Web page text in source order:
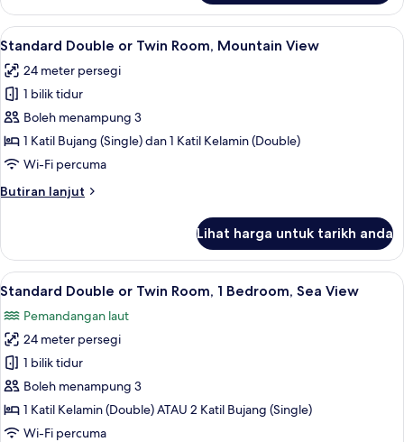
Room,
Bedrooms,
View
Lihat
semua
foto
untuk
Standard
Double
or
Room,
Bar mini, meja, kalis bunyi, Wi-fi
4
Standard Double or Twin Room, Mountain View
24 meter persegi
1 bilik tidur
Boleh menampung 3
1 Katil Bujang (Single) dan 1 Katil Kelamin (Double)
Wi-Fi percuma
Butiran lanjut
Butiran
Double
or
Twin
Mountain
View
Lihat harga untuk tarikh anda
Lihat
semua
foto
untuk
Standard
Double
or
Twin
Standard Double or Twin Room, 1
4
Standard Double or Twin Room, 1 Bedroom, Sea View
Pemandangan laut
24 meter persegi
1 bilik tidur
Boleh menampung 3
1 Katil Kelamin (Double) ATAU 2 Katil Bujang (Single)
Wi-Fi percuma